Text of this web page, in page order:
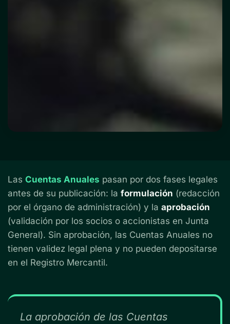
Las Cuentas Anuales pasan por dos fases legales
antes de su publicación: la formulación (redacción
por el órgano de administración) y la aprobación
(validación por los socios o accionistas en Junta
General). Sin aprobación, las Cuentas Anuales no
tienen validez legal plena y no pueden depositarse
en el Registro Mercantil.
La aprobación de las Cuentas